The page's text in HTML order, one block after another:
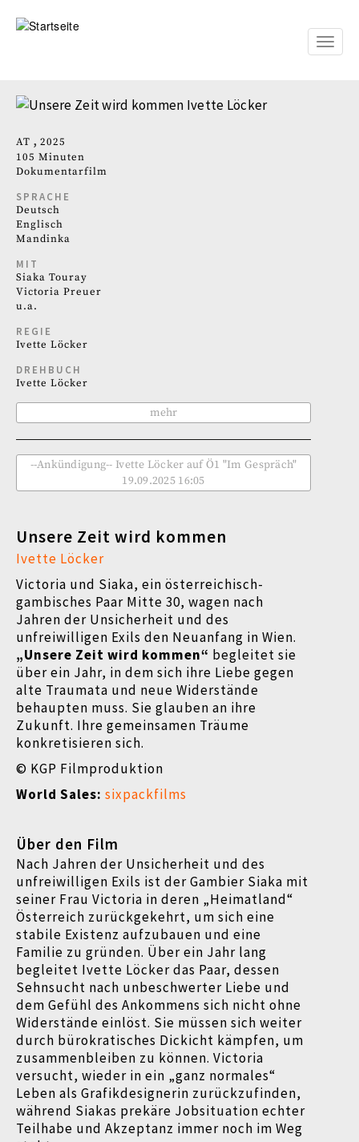
zum
Toggle
AT
2025
105 Minuten
Dokumentarfilm
SPRACHE
Deutsch
Englisch
Mandinka
MIT
Siaka Touray
Victoria Preuer
u.a.
REGIE
Ivette Löcker
DREHBUCH
Ivette Löcker
mehr
--Ankündigung-- Ivette Löcker auf Ö1 "Im Gespräch"
19.09.2025 16:05
Unsere Zeit wird kommen
Ivette Löcker
Victoria und Siaka, ein österreichisch-
gambisches Paar Mitte 30, wagen nach
Jahren der Unsicherheit und des
unfreiwilligen Exils den Neuanfang in Wien.
„Unsere Zeit wird kommen“ begleitet sie
über ein Jahr, in dem sich ihre Liebe gegen
alte Traumata und neue Widerstände
behaupten muss. Sie glauben an ihre
Zukunft. Ihre gemeinsamen Träume
konkretisieren sich.
© KGP Filmproduktion
World Sales: sixpackfilms
Über den Film
Nach Jahren der Unsicherheit und des
unfreiwilligen Exils ist der Gambier Siaka mit
seiner Frau Victoria in deren „Heimatland“
Österreich zurückgekehrt, um sich eine
stabile Existenz aufzubauen und eine
Familie zu gründen. Über ein Jahr lang
begleitet Ivette Löcker das Paar, dessen
Sehnsucht nach unbeschwerter Liebe und
dem Gefühl des Ankommens sich nicht ohne
Widerstände einlöst. Sie müssen sich weiter
durch bürokratisches Dickicht kämpfen, um
zusammenbleiben zu können. Victoria
versucht, wieder in ein „ganz normales“
Leben als Grafikdesignerin zurückzufinden,
während Siakas prekäre Jobsituation echter
Teilhabe und Akzeptanz immer noch im Weg